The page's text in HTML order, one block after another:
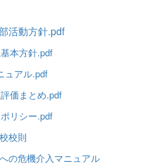
活動方針.pdf
本方針.pdf
ュアル.pdf
価まとめ.pdf
リシー.pdf
校則
の危機介入マニュアル